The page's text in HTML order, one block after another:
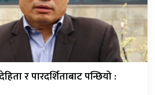
र पारदर्शिताबाट पन्छियो :